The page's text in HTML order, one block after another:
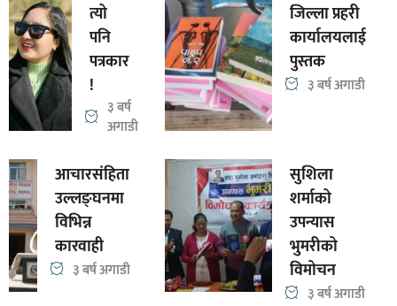
त्यो
पनि
पत्रकार
!
३ बर्ष
अगाडी
जिल्ला प्रहरी
कार्यालयलाई
पुस्तक
३ बर्ष अगाडी
आचारसंहिता
उल्लङ्घनमा
विभिन्न
कारवाही
३ बर्ष अगाडी
सुशिला
शर्माको
उपन्यास
भुमरीको
विमोचन
३ बर्ष अगाडी